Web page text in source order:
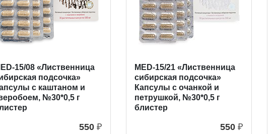
15/08 «Лиственница
подсочка»
с каштаном и
№30*0,5 г
550 ₽
MED-15/21 «Лиственница
сибирская подсочка»
Капсулы с очанкой и
петрушкой, №30*0,5 г
блистер
550 ₽